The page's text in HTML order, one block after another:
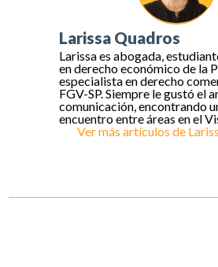
Larissa Quadros
Larissa es abogada,
en derecho económico de la
especialista en derecho
FGV-SP. Siempre le gustó el
comunicación, encontrando
encuentro entre áreas en el
Ver más artículos de